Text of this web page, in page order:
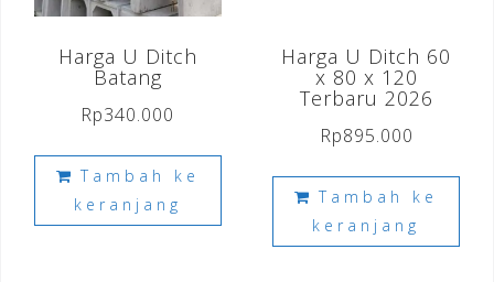
Harga U Ditch
Batang
Rp340.000
Tambah ke
keranjang
Harga U Ditch 60
x 80 x 120
Terbaru 2026
Rp895.000
Tambah ke
keranjang